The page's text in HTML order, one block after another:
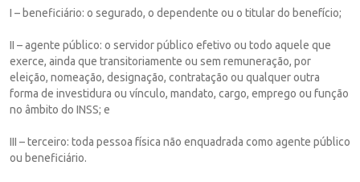
I – beneficiário: o segurado, o dependente ou o titular do benefício;
II – agente público: o servidor público efetivo ou todo aquele que
exerce, ainda que transitoriamente ou sem remuneração, por
eleição, nomeação, designação, contratação ou qualquer outra
forma de investidura ou vínculo, mandato, cargo, emprego ou função
no âmbito do INSS; e
III – terceiro: toda pessoa física não enquadrada como agente público
ou beneficiário.